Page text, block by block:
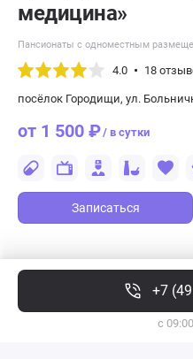
медицина»
Пансионаты с одноместным
4.0 18
посёлок Городищи, ул.
от 1 500 ₽/ в сутки
Записаться
+7
с